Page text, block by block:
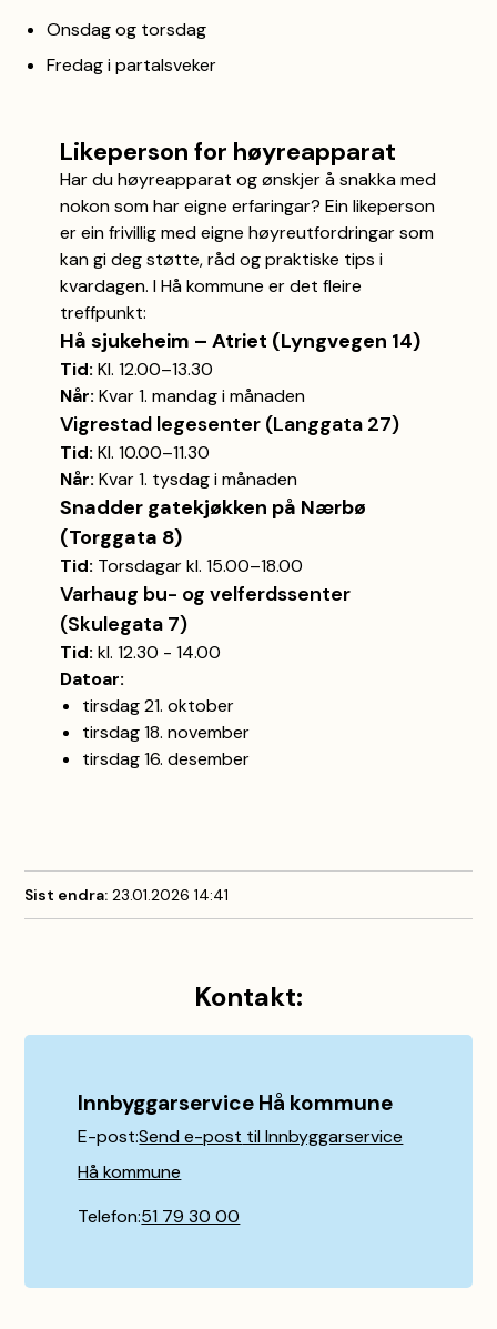
Onsdag og torsdag
Fredag i partalsveker
Likeperson for høyreapparat
Har du høyreapparat og ønskjer å snakka med
nokon som har eigne erfaringar? Ein likeperson
er ein frivillig med eigne høyreutfordringar som
kan gi deg støtte, råd og praktiske tips i
kvardagen. I Hå kommune er det fleire
treffpunkt:
Hå sjukeheim – Atriet (Lyngvegen 14)
Tid: Kl. 12.00–13.30
Når: Kvar 1. mandag i månaden
Vigrestad legesenter (Langgata 27)
Tid: Kl. 10.00–11.30
Når: Kvar 1. tysdag i månaden
Snadder gatekjøkken på Nærbø
(Torggata 8)
Tid: Torsdagar kl. 15.00–18.00
Varhaug bu- og velferdssenter
(Skulegata 7)
Tid: kl. 12.30 - 14.00
Datoar:
tirsdag 21. oktober
tirsdag 18. november
tirsdag 16. desember
Sist endra 23.01.2026 14:41
Kontakt:
Innbyggarservice Hå kommune
E-postSend e-post til Innbyggarservice
Hå kommune
Telefon51 79 30 00